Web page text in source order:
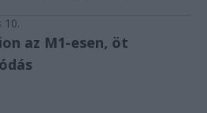
10.
az M1-esen, öt